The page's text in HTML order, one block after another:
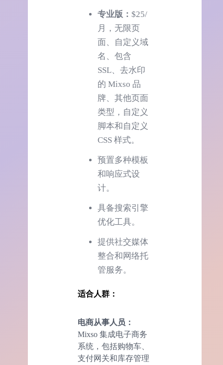
专业版： $25/
月，无限页
面、自定义域
名、包含
SSL、去水印
的 Mixso 品
牌、其他页面
类型，自定义
脚本和自定义
CSS 样式。
预置多种模板
和响应式设
计。
具备搜索引擎
优化工具。
提供社交媒体
整合和网络托
管服务。
适合人群：
电商从事人员：
Mixso 集成电子商务
系统，包括购物车、
支付网关和库存管理